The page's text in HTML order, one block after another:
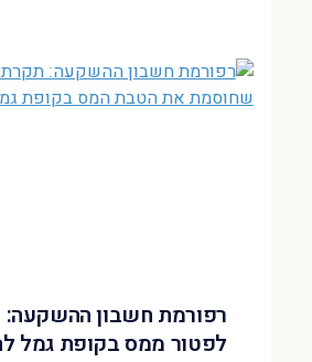
רפורמת חשבון ההשקעה:
לפטור ממס בקופת גמל